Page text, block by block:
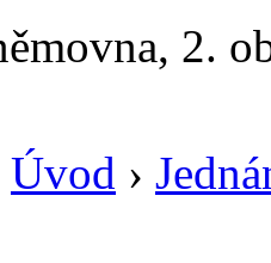
2.
Úvod ›